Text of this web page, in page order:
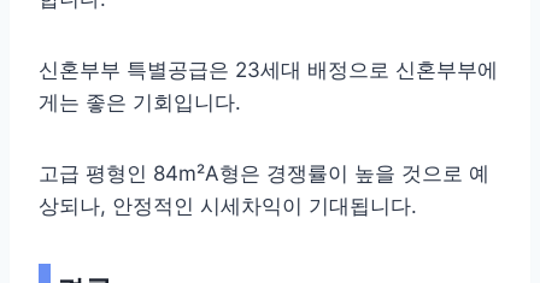
신혼부부 특별공급은 23세대 배정으로 신혼부부에
게는 좋은 기회입니다.
고급 평형인 84m²A형은 경쟁률이 높을 것으로 예
상되나, 안정적인 시세차익이 기대됩니다.